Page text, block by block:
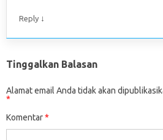
Reply ↓
Tinggalkan Balasan
Alamat email Anda tidak akan
*
Komentar*